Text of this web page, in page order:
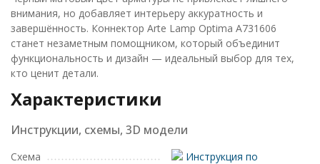
внимания, но добавляет интерьеру аккуратность и
завершённость. Коннектор Arte Lamp Optima A731606
станет незаметным помощником, который объединит
функциональность и дизайн — идеальный выбор для тех,
кто ценит детали.
Характеристики
Инструкции, схемы, 3D модели
Схема
Инструкция по